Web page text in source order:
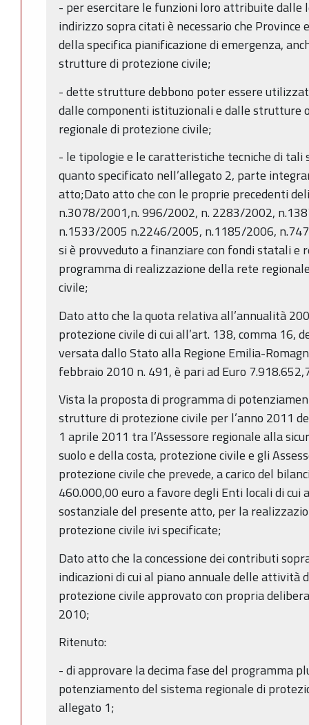
- per esercitare le funzioni loro attribuite dalle
indirizzo sopra citati è necessario che Province
della specifica pianificazione di emergenza,
strutture di protezione civile;
- dette strutture debbono poter essere
dalle componenti istituzionali e dalle strutture
regionale di protezione civile;
- le tipologie e le caratteristiche tecniche di
quanto specificato nell’allegato 2, parte
atto;Dato atto che con le proprie precedenti
n.3078/2001,n. 996/2002, n. 2283/2002,
n.1533/2005 n.2246/2005, n.1185/2006,
si è provveduto a finanziare con fondi statali e
programma di realizzazione della rete
civile;
Dato atto che la quota relativa all’annualità
protezione civile di cui all’art. 138, comma 16,
versata dallo Stato alla Regione Emilia-
febbraio 2010 n. 491, è pari ad Euro
Vista la proposta di programma di
strutture di protezione civile per l’anno 2011
1 aprile 2011 tra l’Assessore regionale alla
suolo e della costa, protezione civile e gli
protezione civile che prevede, a carico del
460.000,00 euro a favore degli Enti locali di
sostanziale del presente atto, per la
protezione civile ivi specificate;
Dato atto che la concessione dei contributi
indicazioni di cui al piano annuale delle attività
protezione civile approvato con propria
2010;
Ritenuto:
- di approvare la decima fase del programma
potenziamento del sistema regionale di
allegato 1;